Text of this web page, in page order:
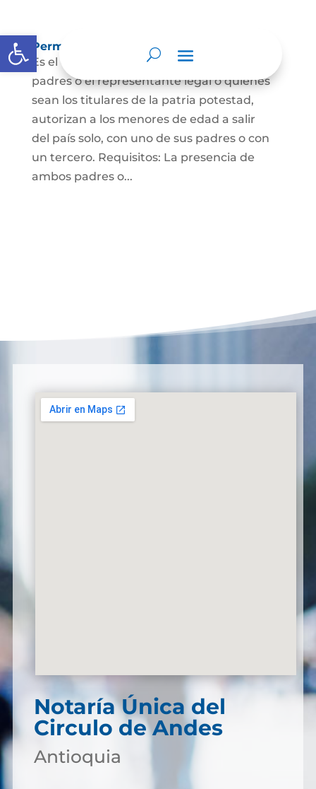
Abrir barra de herramientas
Permisos de salida de país temporal
Es el documento mediante el cual los
padres o el representante legal o quienes
sean los titulares de la patria potestad,
autorizan a los menores de edad a salir
del país solo, con uno de sus padres o con
un tercero. Requisitos: La presencia de
ambos padres o...
Notaría Única del
Circulo de Andes
Antioquia